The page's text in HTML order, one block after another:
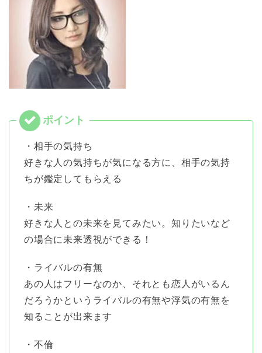
・相手の気持ち
好きな人の気持ちが気になる方に、相手の気持
ちが鑑定してもらえる
・未来
好きな人との未来を見てみたい。知りたいなど
の場合に未来透視ができる！
・ライバルの有無
あの人はフリーなのか、それとも恋人がいるん
だろうかというライバルの有無や浮気の有無を
知ることが出来ます
・不倫